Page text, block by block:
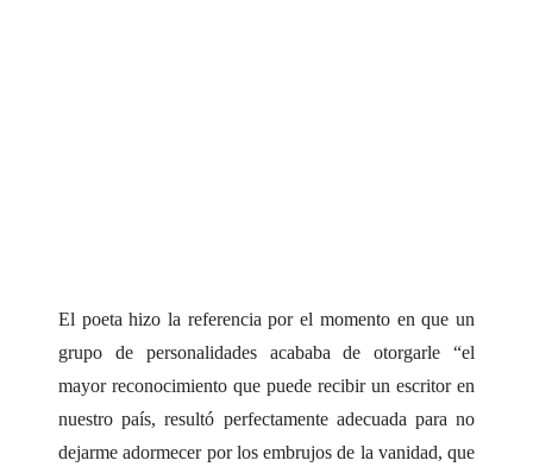
contó que dicha sorpresa le recordó la siguiente
reflexión del clérigo Tomás de Kempis mientras
compartía con sus hermanos agustinos en los
albores del siglo XV: “Cuán rápido pasa la
gloria de este mundo…”.
El poeta hizo la referencia por el momento en que un
grupo de personalidades acababa de otorgarle “el
mayor reconocimiento que puede recibir un escritor en
nuestro país, resultó perfectamente adecuada para no
dejarme adormecer por los embrujos de la vanidad, que